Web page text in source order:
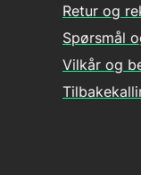
Retur og
Spørsmål
Vilkår og